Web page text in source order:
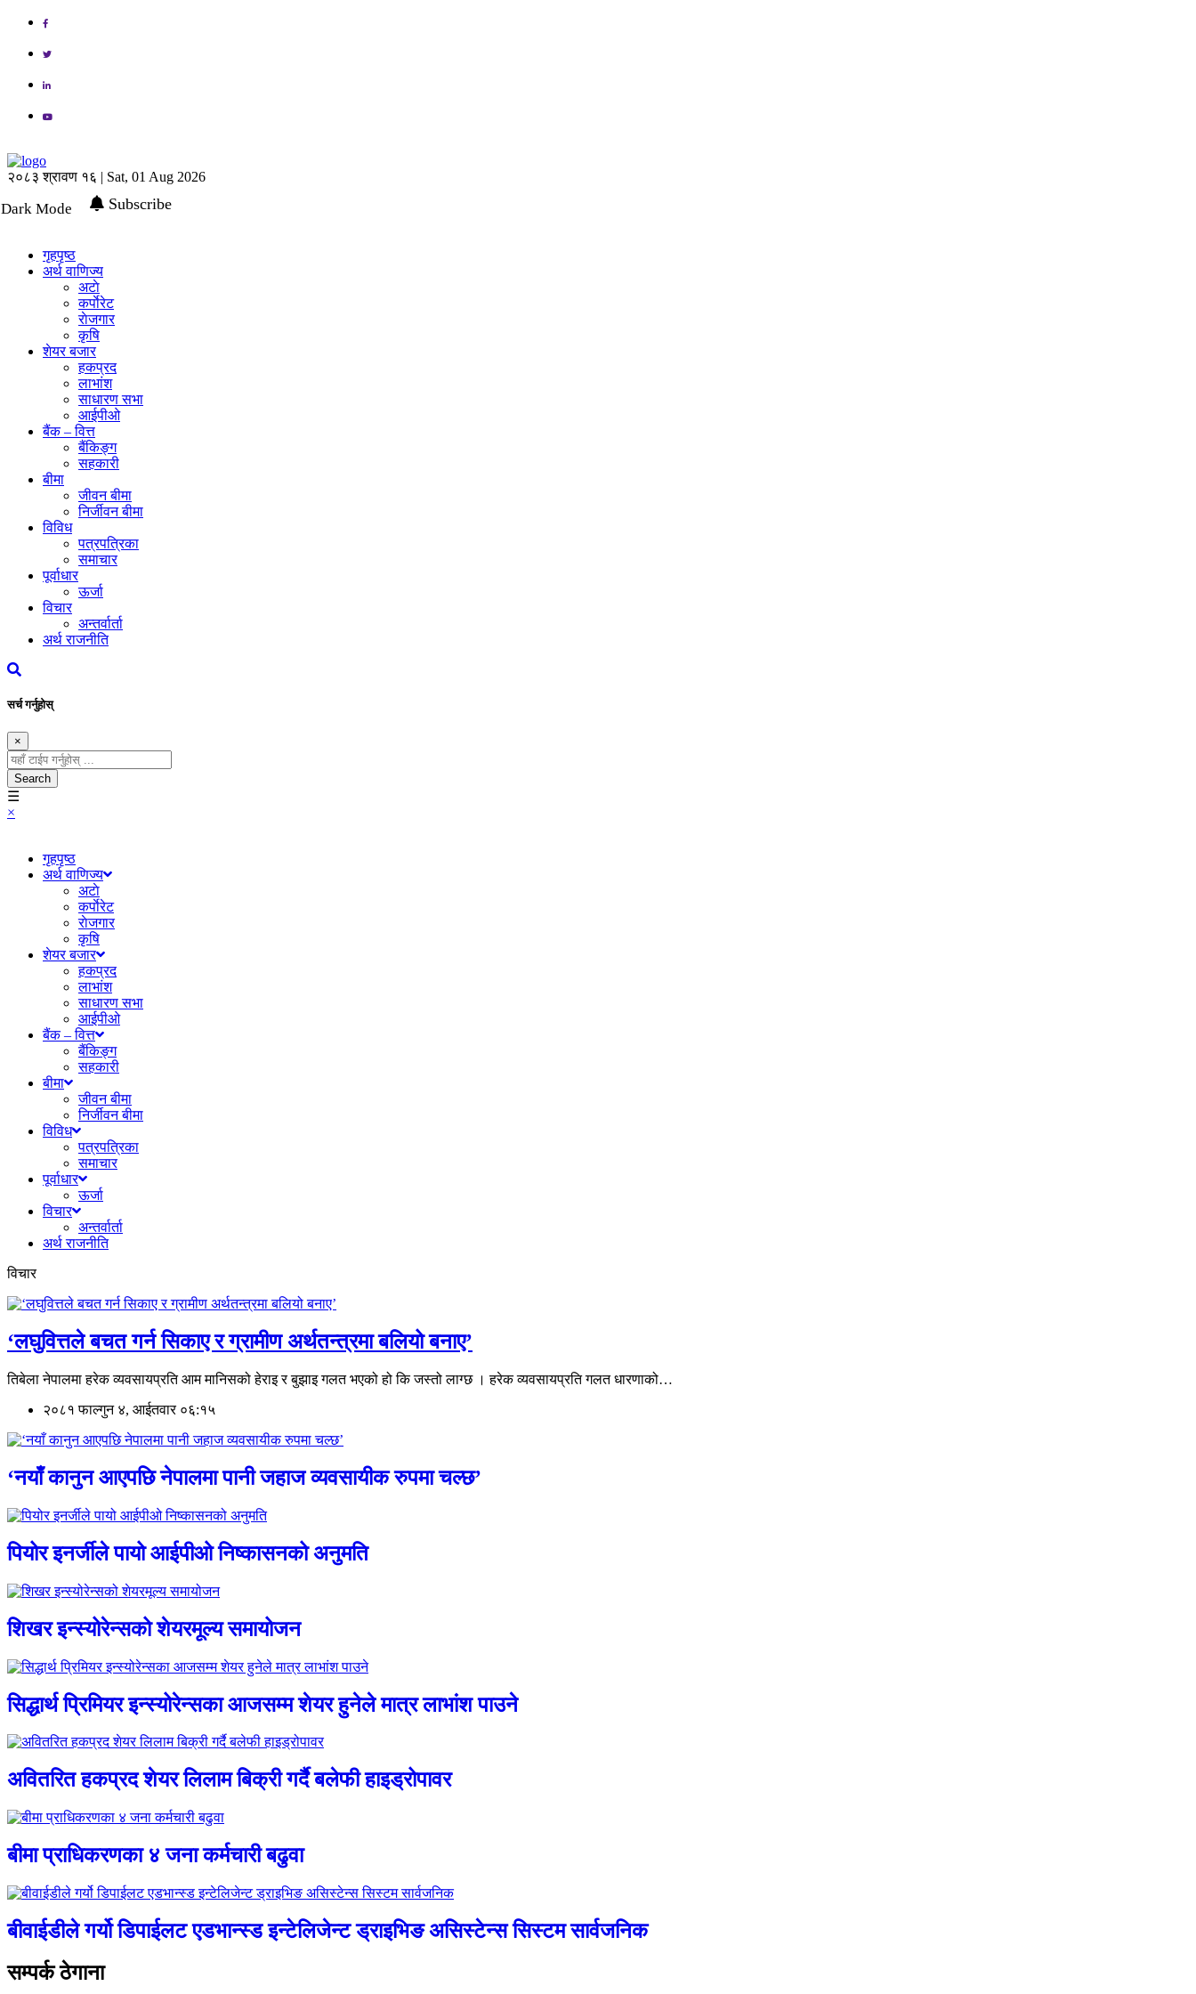
२०८३ श्रावण १६ | Sat, 01 Aug 2026
Dark Mode Subscribe
गृहपृष्ठ
अर्थ वाणिज्य
अटाे
कर्पाेरेट
राेजगार
कृषि
शेयर बजार
हकप्रद
लाभांश
साधारण सभा
आईपीओ
बैंक – वित्त
बैंकिङ्ग
सहकारी
बीमा
जीवन बीमा
निर्जीवन बीमा
विविध
पत्रपत्रिका
समाचार
पूर्वाधार
ऊर्जा
विचार
अन्तर्वार्ता
अर्थ राजनीति
सर्च गर्नुहोस्
×
Search
☰
×
गृहपृष्ठ
अर्थ वाणिज्य
अटाे
कर्पाेरेट
राेजगार
कृषि
शेयर बजार
हकप्रद
लाभांश
साधारण सभा
आईपीओ
बैंक – वित्त
बैंकिङ्ग
सहकारी
बीमा
जीवन बीमा
निर्जीवन बीमा
विविध
पत्रपत्रिका
समाचार
पूर्वाधार
ऊर्जा
विचार
अन्तर्वार्ता
अर्थ राजनीति
विचार
‘लघुवित्तले बचत गर्न सिकाए र ग्रामीण अर्थतन्त्रमा बलियो बनाए’
तिबेला नेपालमा हरेक व्यवसायप्रति आम मानिसको हेराइ र बुझाइ गलत भएको हो कि जस्तो लाग्छ । हरेक व्यवसायप्रति गलत धारणाको…
२०८१ फाल्गुन ४, आईतवार ०६:१५
‘नयाँ कानुन आएपछि नेपालमा पानी जहाज व्यवसायीक रुपमा चल्छ’
पियोर इनर्जीले पायो आईपीओ निष्कासनको अनुमति
शिखर इन्स्योरेन्सको शेयरमूल्य समायोजन
सिद्धार्थ प्रिमियर इन्स्योरेन्सका आजसम्म शेयर हुनेले मात्र लाभांश पाउने
अवितरित हकप्रद शेयर लिलाम बिक्री गर्दै बलेफी हाइड्रोपावर
बीमा प्राधिकरणका ४ जना कर्मचारी बढुवा
बीवाईडीले गर्यो डिपाईलट एडभान्स्ड इन्टेलिजेन्ट ड्राइभिङ असिस्टेन्स सिस्टम सार्वजनिक
सम्पर्क ठेगाना